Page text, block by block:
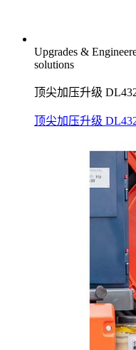
Upgrades &
solutions
顶尖加压升级
顶尖加压升级